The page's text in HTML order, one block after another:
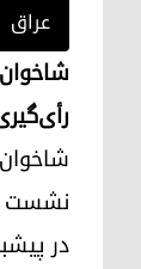
عراق
نشست
در